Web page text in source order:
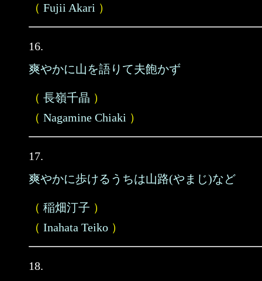
（ Fujii Akari ）
16.
爽やかに山を語りて夫飽かず
（ 長嶺千晶 ）
（ Nagamine Chiaki ）
17.
爽やかに歩けるうちは山路(やまじ)など
（ 稲畑汀子 ）
（ Inahata Teiko ）
18.